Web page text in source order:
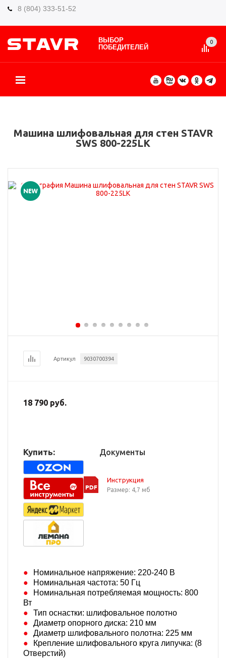
8 (804) 333-51-52
ВЫБОР
ПОБЕДИТЕЛЕЙ
0
О БРЕНДЕ ВИДЫ РАБОТ
КОНТАКТЫ ЕЩЕ
Машина шлифовальная для стен STAVR
SWS 800-225LK
Артикул 9030700394
18 790 руб.
Купить: Документы
Инструкция
Размер: 4,7 мб
Номинальное напряжение: 220-240 В
Номинальная частота: 50 Гц
Номинальная потребляемая мощность: 800
Вт
Тип оснастки: шлифовальное полотно
Диаметр опорного диска: 210 мм
Диаметр шлифовального полотна: 225 мм
Крепление шлифовального круга липучка: (8
Отверстий)